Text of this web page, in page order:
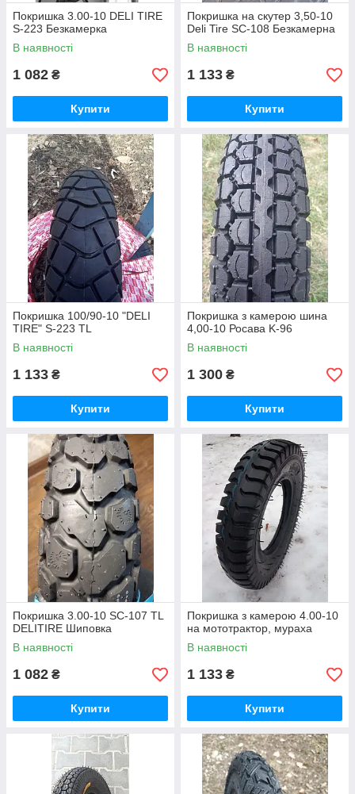
Покришка 3.00-10 DELI TIRE
S-223 Безкамерка
В наявності
1 082 ₴
Купити
Покришка на скутер 3,50-10
Deli Tire SC-108 Безкамерна
В наявності
1 133 ₴
Купити
Покришка 100/90-10 "DELI
TIRE" S-223 TL
В наявності
1 133 ₴
Купити
Покришка з камерою шина
4,00-10 Росава K-96
В наявності
1 300 ₴
Купити
Покришка 3.00-10 SC-107 TL
DELITIRE Шиповка
В наявності
1 082 ₴
Купити
Покришка з камерою 4.00-10
на мототрактор, мураха
В наявності
1 133 ₴
Купити